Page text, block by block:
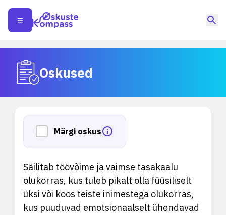
Oskused
Märgi oskus
Säilitab töövõime ja vaimse tasakaalu
olukorras, kus tuleb pikalt olla füüsiliselt
üksi või koos teiste inimestega olukorras,
kus puuduvad emotsionaalselt ühendavad